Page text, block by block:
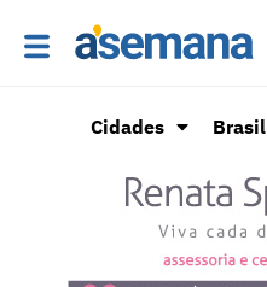
Cidades Brasil